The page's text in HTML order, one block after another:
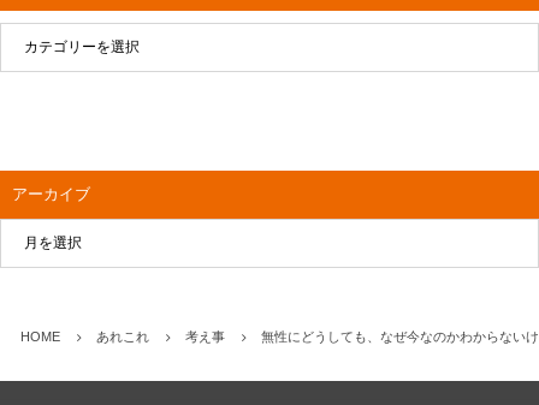
アーカイブ
HOME あれこれ 考え事 無性にどうしても、なぜ今なのかわからない